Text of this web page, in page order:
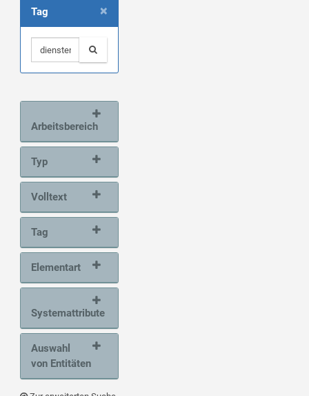
×
Tag
Arbeitsbereich
Typ
Volltext
Tag
Elementart
Systemattribute
Auswahl
von Entitäten